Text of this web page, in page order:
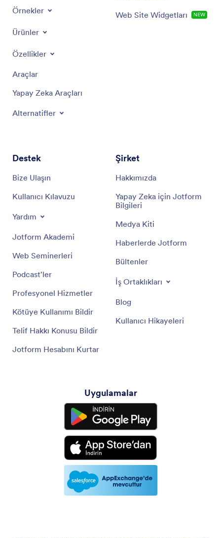
Örnekler
Ürünler
Özellikler
Araçlar
Yapay Zeka Araçları
Alternatifler
Web Site Widgetları NEW
Destek
Bize Ulaşın
Kullanıcı Kılavuzu
Yardım
Jotform Akademi
Web Seminerleri
Podcast'ler
Profesyonel Hizmetler
Kötüye Kullanımı Bildir
Telif Hakkı Konusu Bildir
Jotform Hesabını Kurtar
Şirket
Hakkımızda
Yapay Zeka için Jotform
Bilgileri
Medya Kiti
Haberlerde Jotform
Bültenler
İş Ortaklıkları
Blog
Kullanıcı Hikayeleri
Uygulamalar